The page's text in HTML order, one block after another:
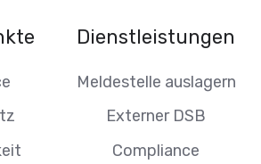
Dienstleistungen
Meldestelle auslagern
Externer DSB
Compliance